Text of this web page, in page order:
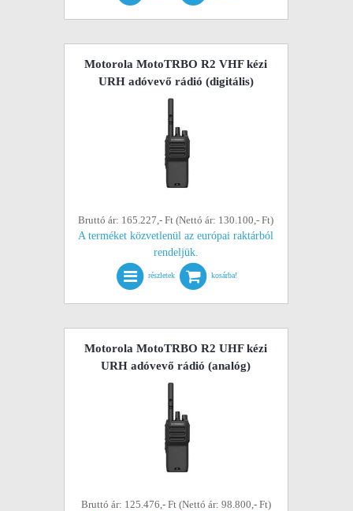
Motorola MotoTRBO R2 VHF kézi
URH adóvevő rádió (digitális)
Bruttó ár: 165.227,- Ft (Nettó ár: 130.100,- Ft)
A terméket közvetlenül az európai raktárból
rendeljük.
részletek kosárba!
Motorola MotoTRBO R2 UHF kézi
URH adóvevő rádió (analóg)
Bruttó ár: 125.476,- Ft (Nettó ár: 98.800,- Ft)